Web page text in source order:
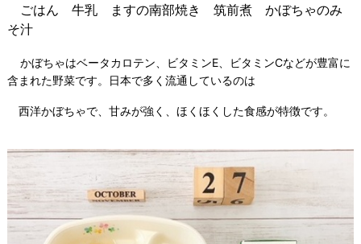
ごはん 牛乳 ますの南部焼き 筑前煮 かぼちゃのみ
そ汁
かぼちゃはベータカロテン、ビタミンE、ビタミンCなどが豊富に
含まれた野菜です。日本で多く流通しているのは
西洋かぼちゃで、甘みが強く、ほくほくした食感が特徴です。